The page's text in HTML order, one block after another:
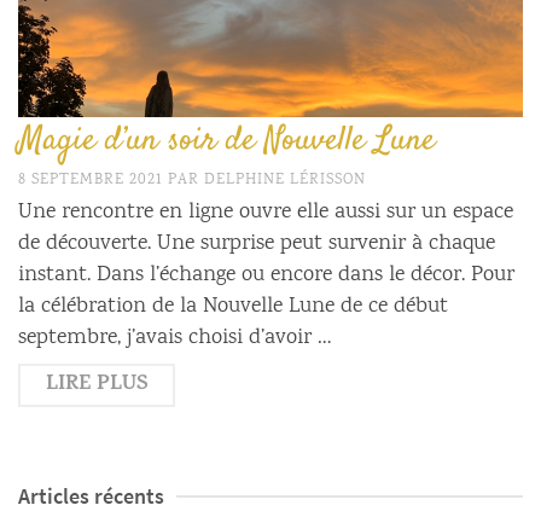
Magie d’un soir de Nouvelle Lune
8 SEPTEMBRE 2021 PAR DELPHINE LÉRISSON
Une rencontre en ligne ouvre elle aussi sur un espace
de découverte. Une surprise peut survenir à chaque
instant. Dans l’échange ou encore dans le décor. Pour
la célébration de la Nouvelle Lune de ce début
septembre, j’avais choisi d’avoir …
LIRE PLUS
Articles récents